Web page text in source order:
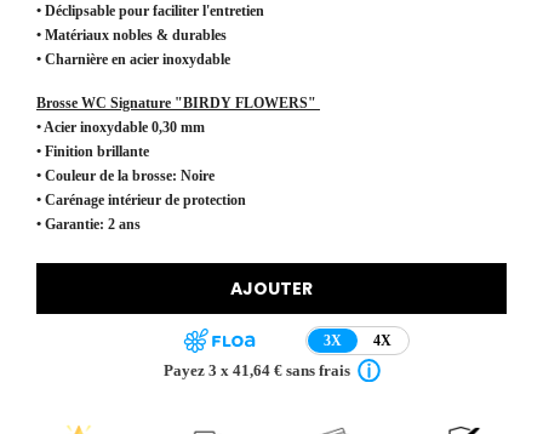
• Déclipsable pour faciliter l'entretien
• Matériaux nobles & durables
• Charnière en acier inoxydable
Brosse WC Signature "BIRDY FLOWERS"
• Acier inoxydable 0,30 mm
• Finition brillante
• Couleur de la brosse: Noire
• Carénage intérieur de protection
• Garantie: 2 ans
AJOUTER
3X 4X
Payez 3 x 41,64 € sans frais